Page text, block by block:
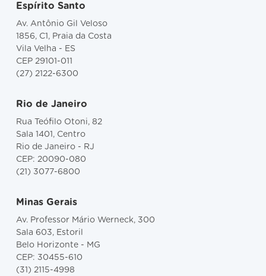
Espírito Santo
Av. Antônio Gil Veloso
1856, C1, Praia da Costa
Vila Velha - ES
CEP 29101-011
(27) 2122-6300
Rio de Janeiro
Rua Teófilo Otoni, 82
Sala 1401, Centro
Rio de Janeiro - RJ
CEP: 20090-080
(21) 3077-6800
Minas Gerais
Av. Professor Mário Werneck, 300
Sala 603, Estoril
Belo Horizonte - MG
CEP: 30455-610
(31) 2115-4998